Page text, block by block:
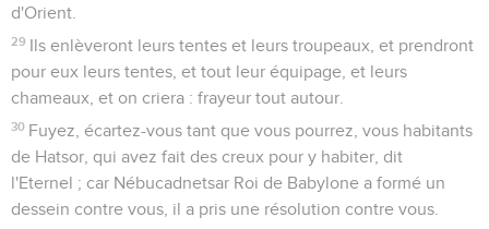
d'Orient.
29 Ils enlèveront leurs tentes et leurs troupeaux, et prendront
pour eux leurs tentes, et tout leur équipage, et leurs
chameaux, et on criera : frayeur tout autour.
30 Fuyez, écartez-vous tant que vous pourrez, vous habitants
de Hatsor, qui avez fait des creux pour y habiter, dit
l'Eternel ; car Nébucadnetsar Roi de Babylone a formé un
dessein contre vous, il a pris une résolution contre vous.